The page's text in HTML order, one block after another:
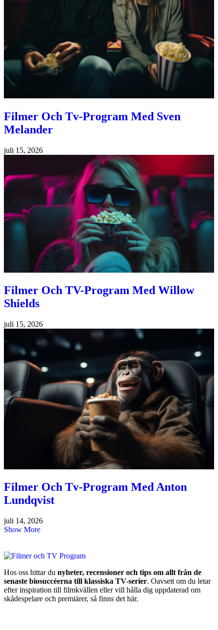
Filmer Och Tv-Program Med Sven
Melander
juli 15, 2026
Filmer Och TV-Program Med Willow
Shields
juli 15, 2026
Filmer Och Tv-Program Med Anton
Lundqvist
juli 14, 2026
Show More
Hos oss hittar du nyheter, recensioner och tips om allt från de
senaste biosuccéerna till klassiska TV-serier. Oavsett om du letar
efter inspiration till filmkvällen eller vill hålla dig uppdaterad om
skådespelare och premiärer, så finns det här.